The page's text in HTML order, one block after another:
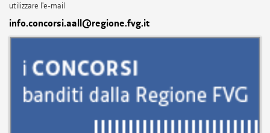
utilizzare l'e-mail
info.concorsi.aall@regione.fvg.it